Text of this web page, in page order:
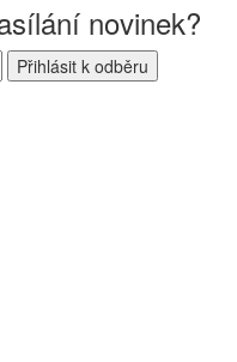
novinek?